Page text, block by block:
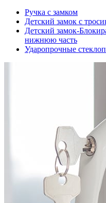
Ручка с замком
Детский замок с
Детский замок-
нижнюю часть
Ударопрочные